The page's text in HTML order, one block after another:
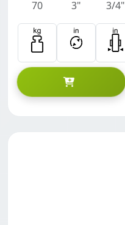
70 3" 3/4"